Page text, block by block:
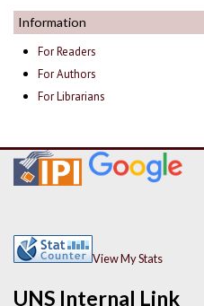
Information
For Readers
For Authors
For Librarians
UNS Internal Link
View My Stats